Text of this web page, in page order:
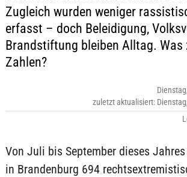
Zugleich wurden weniger
erfasst – doch Beleidigung,
Brandstiftung bleiben Alltag. Was
Zahlen?
zuletzt aktualisiert:
Von Juli bis September dieses
in Brandenburg 694